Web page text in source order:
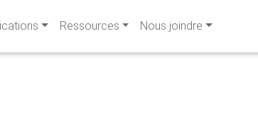
Ressources Nous joindre